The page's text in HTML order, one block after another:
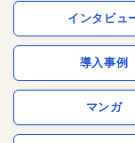
インタビュ
導入事例
マンガ